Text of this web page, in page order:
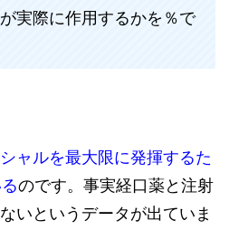
実際に作用するかを％で
ャルを最大限に発揮するた
のです。事実経口薬と注射
いというデータが出ていま